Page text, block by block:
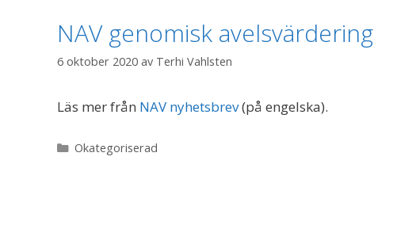
NAV genomisk avelsvärdering
6 oktober 2020 av Terhi Vahlsten
Läs mer från NAV nyhetsbrev(på engelska).
Kategorier
Okategoriserad